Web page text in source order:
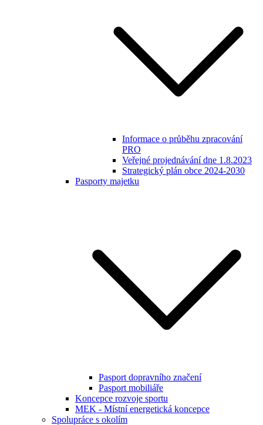
Informace o průběhu zpracování
PRO
Veřejné projednávání dne 1.8.2023
Strategický plán obce 2024-2030
Pasporty majetku
Pasport dopravního značení
Pasport mobiliáře
Koncepce rozvoje sportu
MEK - Místní energetická koncepce
Spolupráce s okolím